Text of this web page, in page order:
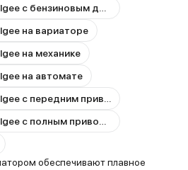
на вариаторе
на механике
на автомате
обеспечивают плавное